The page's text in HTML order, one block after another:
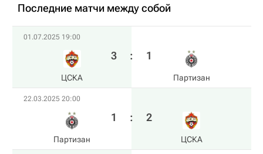
Последние матчи между собой
01.07.2025 19:00
ЦСКА
3 : 1
Партизан
22.03.2025 20:00
Партизан
1 : 2
ЦСКА